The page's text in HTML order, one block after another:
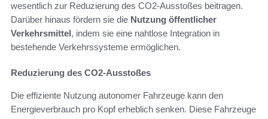
wesentlich zur Reduzierung des CO2-Ausstoßes beitragen.
Darüber hinaus fördern sie die Nutzung öffentlicher
Verkehrsmittel, indem sie eine nahtlose Integration in
bestehende Verkehrssysteme ermöglichen.
Reduzierung des CO2-Ausstoßes
Die effiziente Nutzung autonomer Fahrzeuge kann den
Energieverbrauch pro Kopf erheblich senken. Diese Fahrzeuge